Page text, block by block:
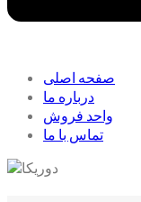
صفحه اصلی
درباره ما
واحد فروش
تماس با ما